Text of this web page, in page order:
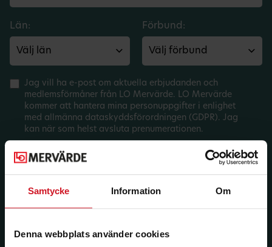
Samtycke Information Om
Denna webbplats använder cookies
Län: Förbund:
Jag vill ha e-post om aktuella erbjudanden och
medlemsförmåner från LO Mervärde. LO Mervärde
kommer att hantera mina personuppgifter i enlighet
med allmänna dataskyddsförordningen (GDPR). Jag
kan när som helst avsluta prenumerationen.